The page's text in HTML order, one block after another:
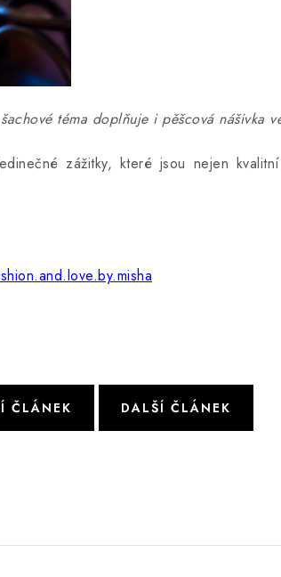
téma doplňuje i pěšcová nášivka
zážitky, které jsou nejen
ČLÁNEK DALŠÍ ČLÁNEK